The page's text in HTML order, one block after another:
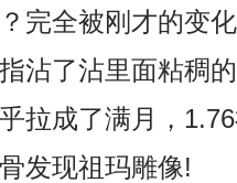
完全被刚才的变
沾了沾里面粘稠
拉成了满月，
发现祖玛雕像!